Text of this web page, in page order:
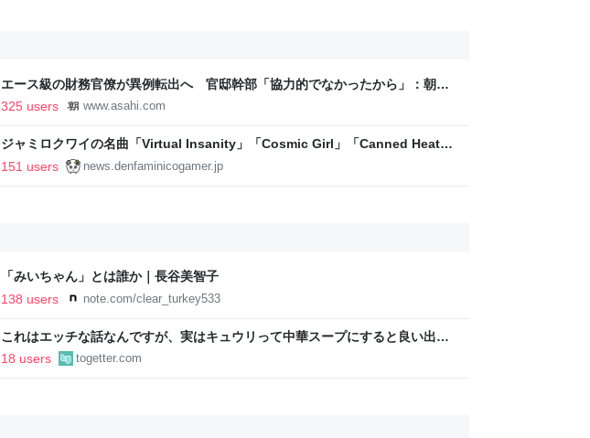
エース級の財務官僚が異例転出へ 官邸幹部「協力的でなかったから」：朝日
新聞
325 users www.asahi.com
ジャミロクワイの名曲「Virtual Insanity」「Cosmic Girl」「Canned Heat」
公式日本語字幕付きMVがいきなり公開！「SUMMER SONIC 2026」での9年ぶ
りとなる日本公演を記念して
151 users news.denfaminicogamer.jp
「みいちゃん」とは誰か｜長谷美智子
138 users
note.com/clear_turkey533
これはエッチな話なんですが、実はキュウリって中華スープにすると良い出汁
が出てめっちゃ美味いんですよ→味噌汁や炒め物など、キュウリの加熱調理は
いろいろある
18 users togetter.com